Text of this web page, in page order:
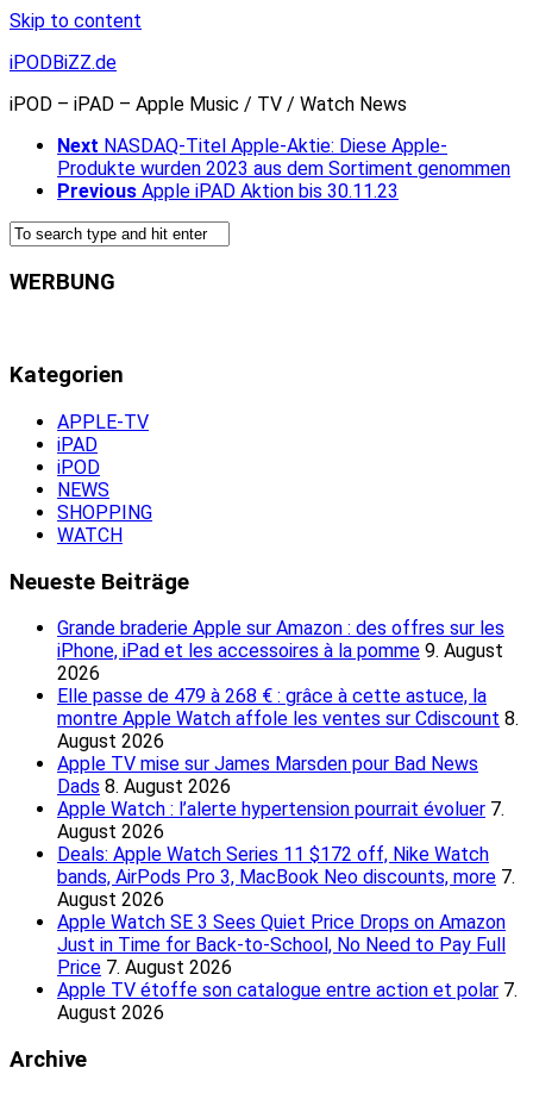
Skip to content
iPODBiZZ.de
iPOD – iPAD – Apple Music / TV / Watch News
Next NASDAQ-Titel Apple-Aktie: Diese Apple-
Produkte wurden 2023 aus dem Sortiment genommen
Previous Apple iPAD Aktion bis 30.11.23
WERBUNG
Kategorien
APPLE-TV
iPAD
iPOD
NEWS
SHOPPING
WATCH
Neueste Beiträge
Grande braderie Apple sur Amazon : des offres sur les
iPhone, iPad et les accessoires à la pomme 9. August
2026
Elle passe de 479 à 268 € : grâce à cette astuce, la
montre Apple Watch affole les ventes sur Cdiscount 8.
August 2026
Apple TV mise sur James Marsden pour Bad News
Dads 8. August 2026
Apple Watch : l’alerte hypertension pourrait évoluer 7.
August 2026
Deals: Apple Watch Series 11 $172 off, Nike Watch
bands, AirPods Pro 3, MacBook Neo discounts, more 7.
August 2026
Apple Watch SE 3 Sees Quiet Price Drops on Amazon
Just in Time for Back-to-School, No Need to Pay Full
Price 7. August 2026
Apple TV étoffe son catalogue entre action et polar 7.
August 2026
Archive